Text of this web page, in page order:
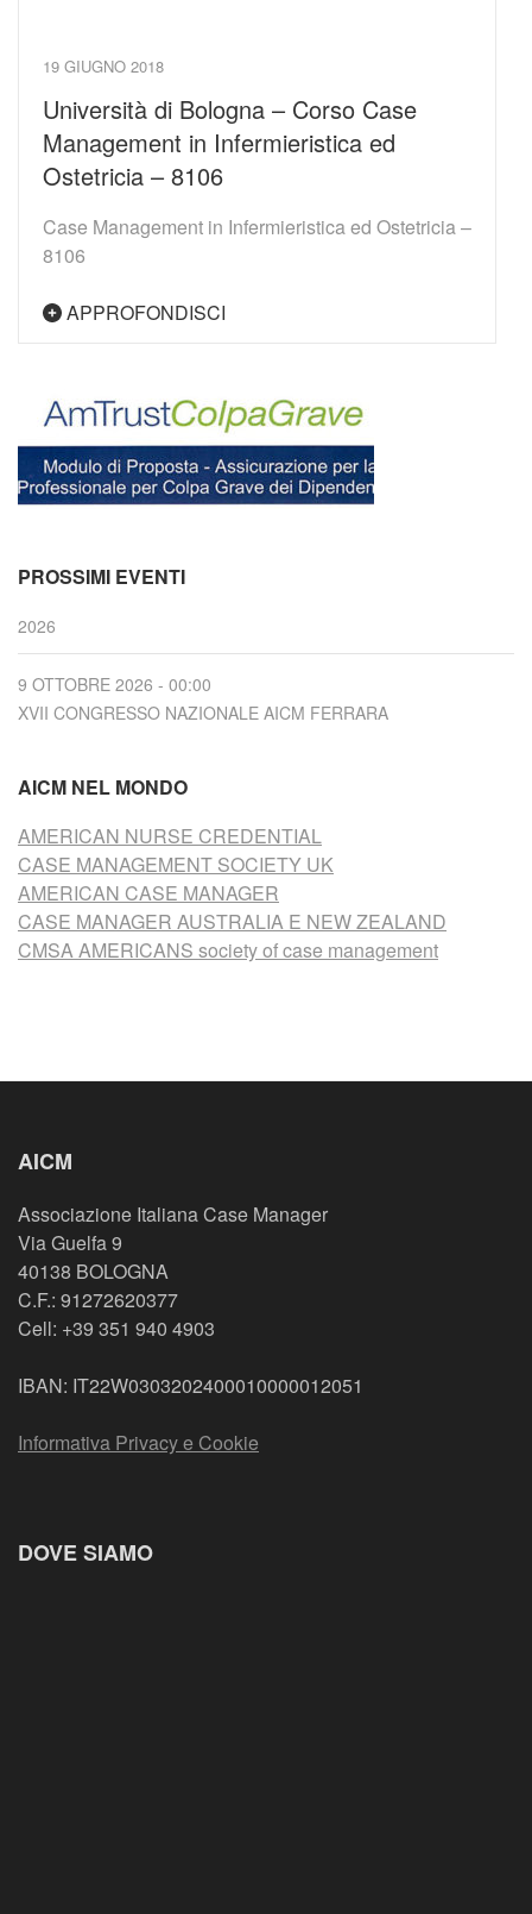
19 GIUGNO 2018
Università di Bologna – Corso Case
Management in Infermieristica ed
Ostetricia – 8106
Case Management in Infermieristica ed Ostetricia –
8106
APPROFONDISCI
PROSSIMI EVENTI
2026
9 OTTOBRE 2026 - 00:00
XVII CONGRESSO NAZIONALE AICM FERRARA
AICM NEL MONDO
AMERICAN NURSE CREDENTIAL
CASE MANAGEMENT SOCIETY UK
AMERICAN CASE MANAGER
CASE MANAGER AUSTRALIA E NEW ZEALAND
CMSA AMERICANS society of case management
AICM
Associazione Italiana Case Manager
Via Guelfa 9
40138 BOLOGNA
C.F.: 91272620377
Cell: +39 351 940 4903
IBAN: IT22W0303202400010000012051
Informativa Privacy e Cookie
DOVE SIAMO